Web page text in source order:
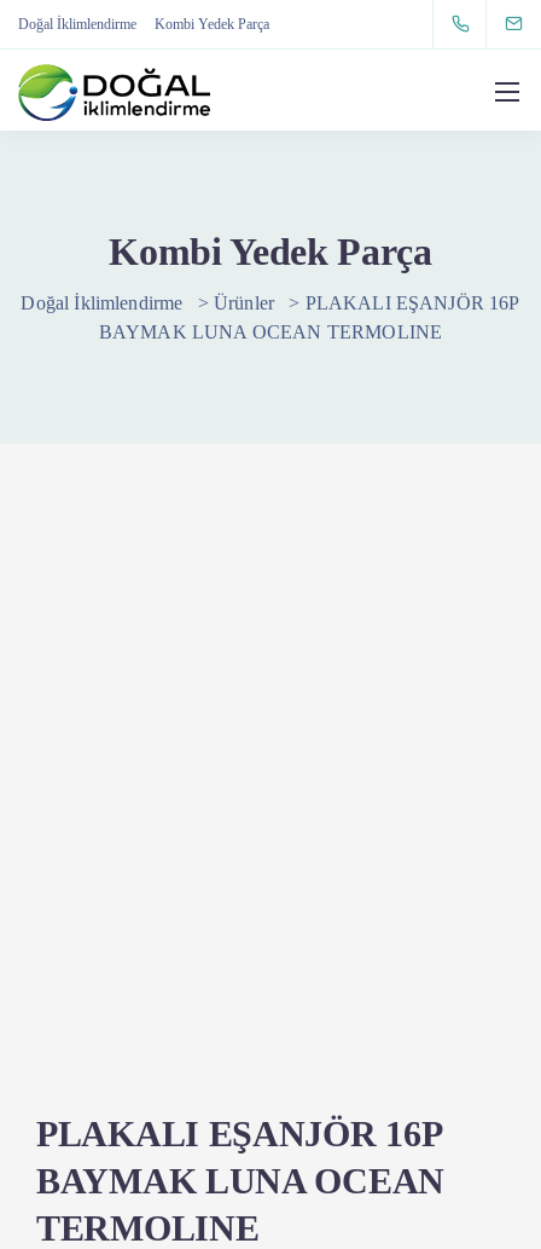
Doğal İklimlendirme Kombi Yedek Parça
Kombi Yedek Parça
Doğal İklimlendirme > Ürünler > PLAKALI EŞANJÖR 16P
BAYMAK LUNA OCEAN TERMOLINE
PLAKALI EŞANJÖR 16P
BAYMAK LUNA OCEAN
TERMOLINE